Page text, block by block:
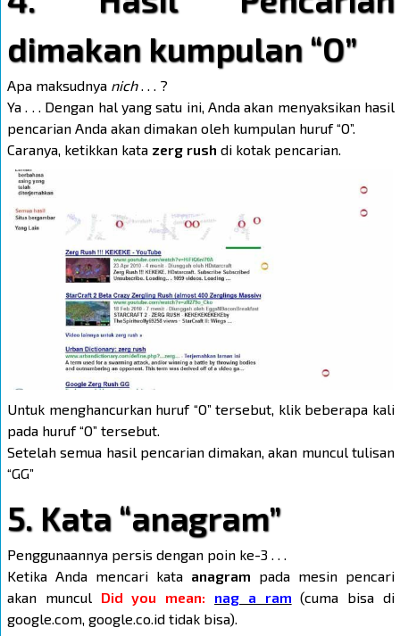
dimakan kumpulan “O”
Apa maksudnya nich. . . ?
Ya . . . Dengan hal yang satu ini, Anda akan menyaksikan hasil
pencarian Anda akan dimakan oleh kumpulan huruf “O”.
Caranya, ketikkan kata zerg rush di kotak pencarian.
Untuk menghancurkan huruf “O” tersebut, klik beberapa kali
pada huruf “O” tersebut.
Setelah semua hasil pencarian dimakan, akan muncul tulisan
“GG”
5. Kata “anagram”
Penggunaannya persis dengan poin ke-3 . . .
Ketika Anda mencari kata anagram pada mesin pencari
akan muncul Did you mean: nag a ram (cuma bisa di
google.com, google.co.id tidak bisa).